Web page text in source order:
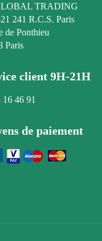
TRADING
241 R.C.S. Paris
de Ponthieu
Paris
client 9H-21H
16 46 91
de paiement